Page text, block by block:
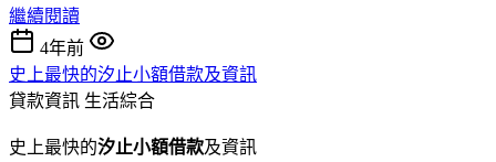
繼續閱讀
4年前
史上最快的汐止小額借款及資訊
貸款資訊 生活綜合
史上最快的汐止小額借款及資訊